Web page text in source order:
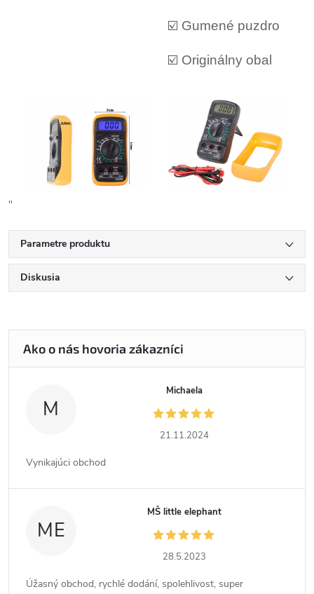
☑️ Gumené puzdro
☑️ Originálny obal
"
Parametre produktu
Diskusia
M
Michaela
21.11.2024
Vynikajúci obchod
ME
MŠ little elephant
28.5.2023
Úžasný obchod, rychlé dodání, spolehlivost, super